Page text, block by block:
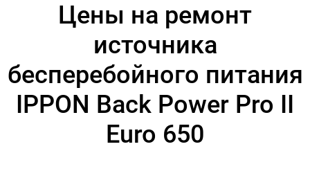
Цены на ремонт
источника
бесперебойного питания
IPPON Back Power Pro II
Euro 650